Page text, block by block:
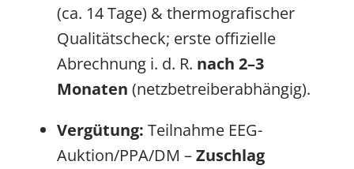
(ca. 14 Tage) & thermografischer
Qualitätscheck; erste offizielle
Abrechnung i. d. R. nach 2–3
Monaten (netzbetreiberabhängig).
Vergütung: Teilnahme EEG-
Auktion/PPA/DM –Zuschlag